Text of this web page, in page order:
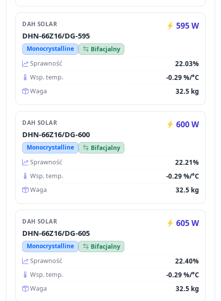
DAH SOLAR 595 W
DHN-66Z16/DG-595
Monocrystalline
Bifacjalny
Sprawność
22.03%
Wsp. temp. -0.29 %/°C
Waga 32.5 kg
DAH SOLAR 600 W
DHN-66Z16/DG-600
Monocrystalline
Bifacjalny
Sprawność
22.21%
Wsp. temp. -0.29 %/°C
Waga 32.5 kg
DAH SOLAR 605 W
DHN-66Z16/DG-605
Monocrystalline
Bifacjalny
Sprawność
22.40%
Wsp. temp. -0.29 %/°C
Waga 32.5 kg